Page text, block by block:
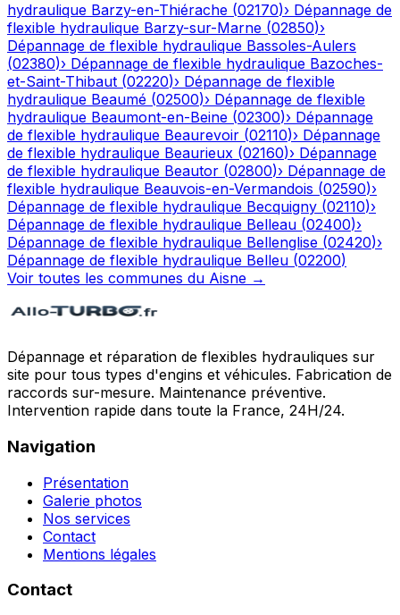
hydraulique Barzy-en-Thiérache (02170)› Dépannage de
flexible hydraulique Barzy-sur-Marne (02850)›
Dépannage de flexible hydraulique Bassoles-Aulers
(02380)› Dépannage de flexible hydraulique Bazoches-
et-Saint-Thibaut (02220)› Dépannage de flexible
hydraulique Beaumé (02500)› Dépannage de flexible
hydraulique Beaumont-en-Beine (02300)› Dépannage
de flexible hydraulique Beaurevoir (02110)› Dépannage
de flexible hydraulique Beaurieux (02160)› Dépannage
de flexible hydraulique Beautor (02800)› Dépannage de
flexible hydraulique Beauvois-en-Vermandois (02590)›
Dépannage de flexible hydraulique Becquigny (02110)›
Dépannage de flexible hydraulique Belleau (02400)›
Dépannage de flexible hydraulique Bellenglise (02420)›
Dépannage de flexible hydraulique Belleu (02200)
Voir toutes les communes du Aisne →
Dépannage et réparation de flexibles hydrauliques sur
site pour tous types d'engins et véhicules. Fabrication de
raccords sur-mesure. Maintenance préventive.
Intervention rapide dans toute la France, 24H/24.
Navigation
Présentation
Galerie photos
Nos services
Contact
Mentions légales
Contact